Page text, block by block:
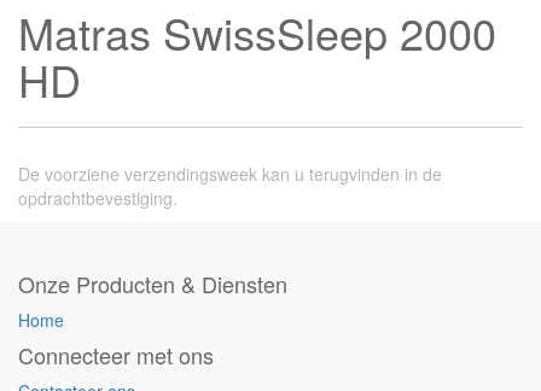
Matras SwissSleep 2000
HD
De voorziene verzendingsweek kan u terugvinden in de
opdrachtbevestiging.
Onze Producten & Diensten
Home
Connecteer met ons